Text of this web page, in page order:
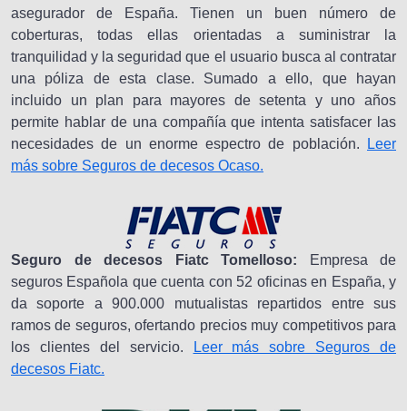
asegurador de España. Tienen un buen número de
coberturas, todas ellas orientadas a suministrar la
tranquilidad y la seguridad que el usuario busca al contratar
una póliza de esta clase. Sumado a ello, que hayan
incluido un plan para mayores de setenta y uno años
permite hablar de una compañía que intenta satisfacer las
necesidades de un enorme espectro de población.
Leer
más sobre Seguros de decesos Ocaso.
Seguro de decesos Fiatc Tomelloso:
Empresa de
seguros Española que cuenta con 52 oficinas en España, y
da soporte a 900.000 mutualistas repartidos entre sus
ramos de seguros, ofertando precios muy competitivos para
los clientes del servicio.
Leer más sobre Seguros de
decesos Fiatc.